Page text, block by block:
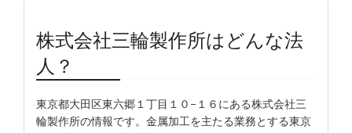
株式会社三輪製作所はどんな法
人？
東京都大田区東六郷１丁目１０−１６にある株式会社三
輪製作所の情報です。金属加工を主たる業務とする東京